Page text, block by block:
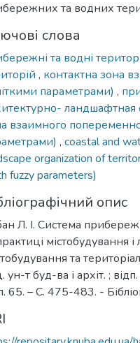
та водних
слова
та водні
, контактна зона
параметрами) ,
взаимного
, coastal and
organization of
fuzzy parameters)
опис
Л. І. Система
містобудування
та
ун-т буд-ва і архіт. ;
65. – С. 475-483. -